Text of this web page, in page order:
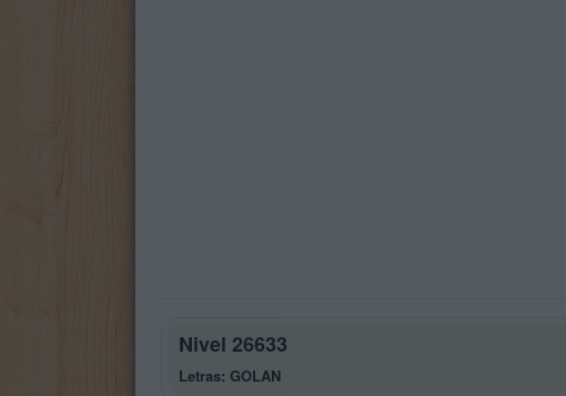
Nivel 26633
Letras: GOLAN